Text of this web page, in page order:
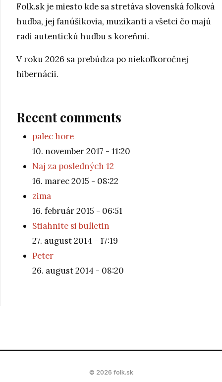
Folk.sk je miesto kde sa stretáva slovenská folková
hudba, jej fanúšikovia, muzikanti a všetci čo majú
radi autentickú hudbu s koreňmi.
V roku 2026 sa prebúdza po niekoľkoročnej
hibernácii.
Recent comments
palec hore
10. november 2017 - 11:20
Naj za posledných 12
16. marec 2015 - 08:22
zima
16. február 2015 - 06:51
Stiahnite si bulletin
27. august 2014 - 17:19
Peter
26. august 2014 - 08:20
© 2026 folk.sk